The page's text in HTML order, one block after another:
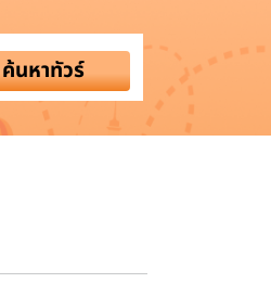
ค้นหาทัวร์